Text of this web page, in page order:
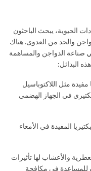
الحيوية، يبحث الباحثون
والحد من العدوى. هناك
صناعة الدواجن والمساهمة
البدائل:
مثل اللاكتوباسيل
في الجهاز الهضمي
المفيدة في الأمعاء
والأعشاب لها تأثيرات
للمساعدة في مكافحة